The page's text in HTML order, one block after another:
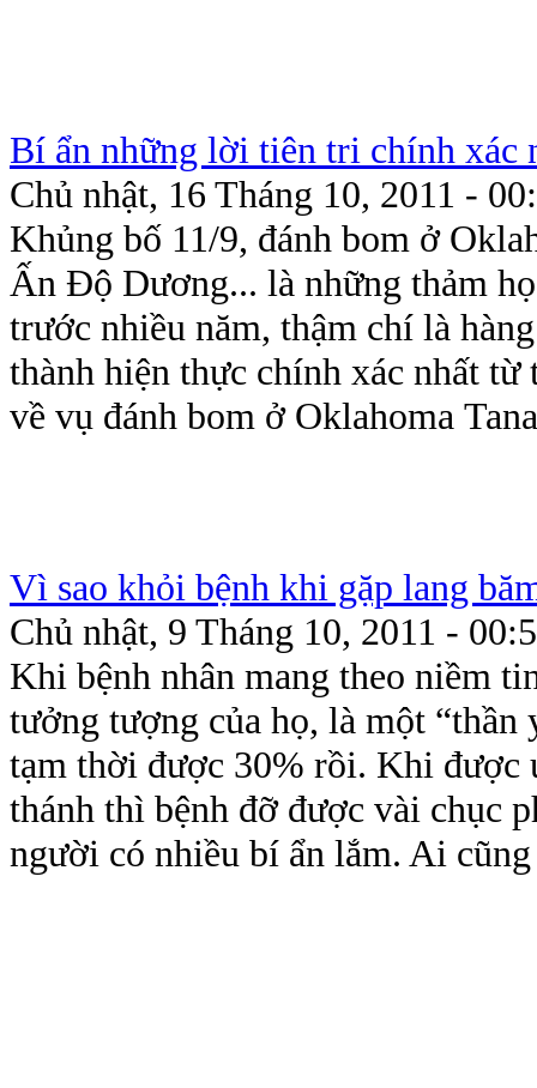
Bí ẩn những lời tiên tri chính xác
Chủ nhật, 16 Tháng 10, 2011 -
Khủng bố 11/9, đánh bom ở
Ấn Độ Dương... là những thảm
trước nhiều năm, thậm chí là
thành hiện thực chính xác nhất
về vụ đánh bom ở Oklahoma
Vì sao khỏi bệnh khi gặp lang
Chủ nhật, 9 Tháng 10, 2011 -
Khi bệnh nhân mang theo niềm
tưởng tượng của họ, là một
tạm thời được 30% rồi. Khi được
thánh thì bệnh đỡ được vài chục
người có nhiều bí ẩn lắm. Ai